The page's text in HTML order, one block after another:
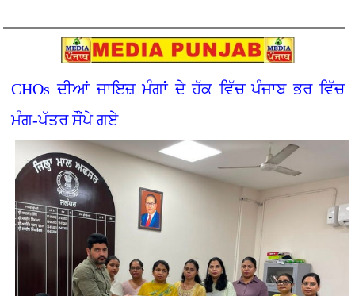
CHOs ਦੀਆਂ ਜਾਇਜ਼ ਮੰਗਾਂ ਦੇ ਹੱਕ ਵਿੱਚ ਪੰਜਾਬ ਭਰ ਵਿੱਚ
ਮੰਗ-ਪੱਤਰ ਸੌਂਪੇ ਗਏ